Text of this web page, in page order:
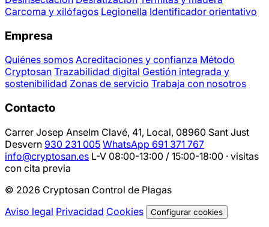
Carcoma y xilófagos Legionella Identificador orientativo
Empresa
Quiénes somos Acreditaciones y confianza Método
Cryptosan Trazabilidad digital Gestión integrada y
sostenibilidad Zonas de servicio Trabaja con nosotros
Contacto
Carrer Josep Anselm Clavé, 41, Local, 08960 Sant Just
Desvern 930 231 005 WhatsApp 691 371 767
info@cryptosan.es L-V 08:00-13:00 / 15:00-18:00 · visitas
con cita previa
© 2026 Cryptosan Control de Plagas
Aviso legal Privacidad Cookies Configurar cookies